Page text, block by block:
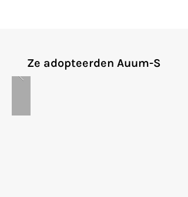
Ze adopteerden Auum-S